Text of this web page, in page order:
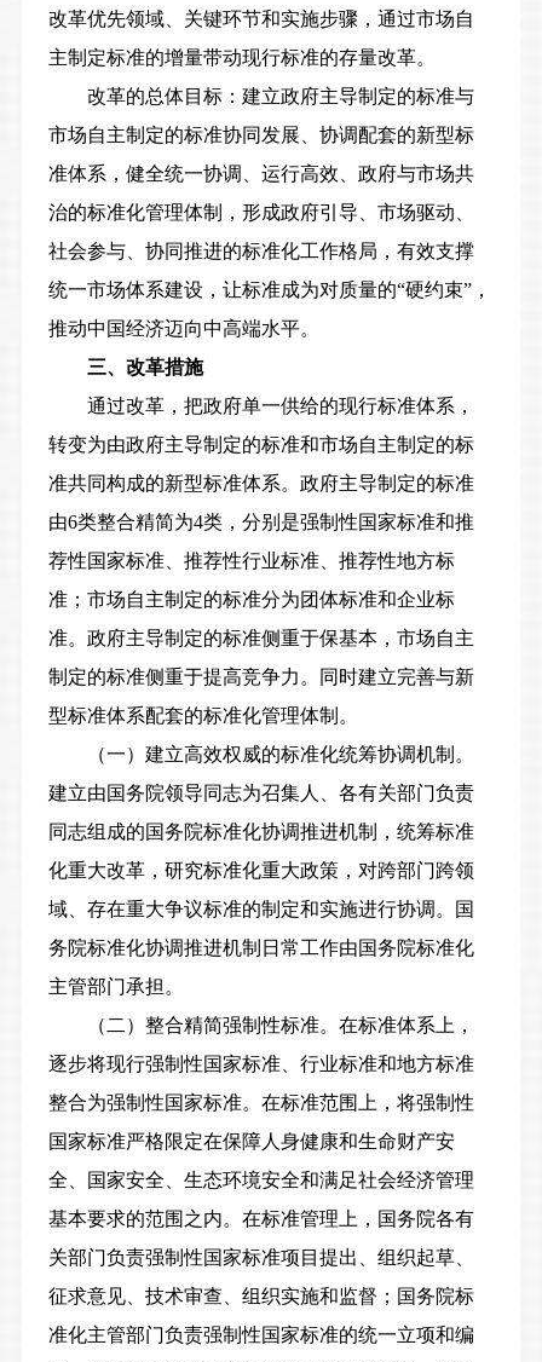
改革优先领域、关键环节和实施步骤，通过市场自
主制定标准的增量带动现行标准的存量改革。
改革的总体目标：建立政府主导制定的标准与
市场自主制定的标准协同发展、协调配套的新型标
准体系，健全统一协调、运行高效、政府与市场共
治的标准化管理体制，形成政府引导、市场驱动、
社会参与、协同推进的标准化工作格局，有效支撑
统一市场体系建设，让标准成为对质量的“硬约束”，
推动中国经济迈向中高端水平。
三、改革措施
通过改革，把政府单一供给的现行标准体系，
转变为由政府主导制定的标准和市场自主制定的标
准共同构成的新型标准体系。政府主导制定的标准
由6类整合精简为4类，分别是强制性国家标准和推
荐性国家标准、推荐性行业标准、推荐性地方标
准；市场自主制定的标准分为团体标准和企业标
准。政府主导制定的标准侧重于保基本，市场自主
制定的标准侧重于提高竞争力。同时建立完善与新
型标准体系配套的标准化管理体制。
（一）建立高效权威的标准化统筹协调机制。
建立由国务院领导同志为召集人、各有关部门负责
同志组成的国务院标准化协调推进机制，统筹标准
化重大改革，研究标准化重大政策，对跨部门跨领
域、存在重大争议标准的制定和实施进行协调。国
务院标准化协调推进机制日常工作由国务院标准化
主管部门承担。
（二）整合精简强制性标准。在标准体系上，
逐步将现行强制性国家标准、行业标准和地方标准
整合为强制性国家标准。在标准范围上，将强制性
国家标准严格限定在保障人身健康和生命财产安
全、国家安全、生态环境安全和满足社会经济管理
基本要求的范围之内。在标准管理上， 国务院各有
关部门负责强制性国家标准项目提出、组织起草、
征求意见、技术审查、组织实施和监督；国务院标
准化主管部门负责强制性国家标准的统一立项和编